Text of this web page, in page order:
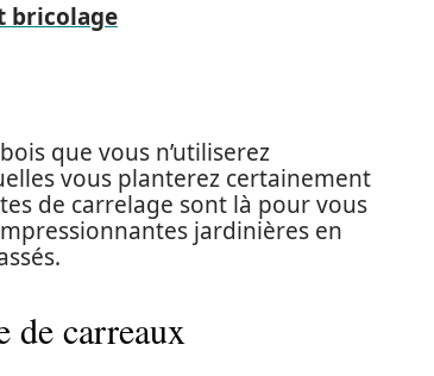
bricolage
que vous n’utiliserez
vous planterez certainement
de carrelage sont là pour vous
jardinières en
de carreaux